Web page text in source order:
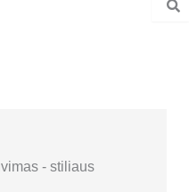
- stiliaus